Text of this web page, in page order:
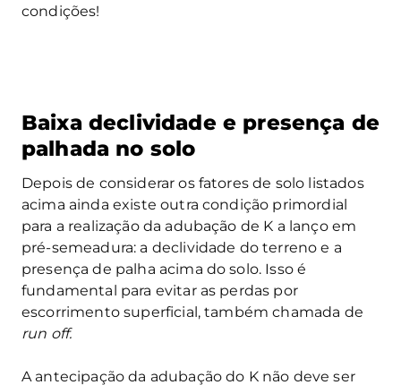
condições!
Baixa declividade e presença de
palhada no solo
Depois de considerar os fatores de solo listados
acima ainda existe outra condição primordial
para a realização da adubação de K a lanço em
pré-semeadura: a declividade do terreno e a
presença de palha acima do solo. Isso é
fundamental para evitar as perdas por
escorrimento superficial, também chamada de
run off.
A antecipação da adubação do K não deve ser